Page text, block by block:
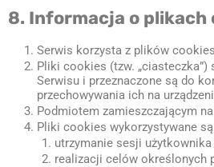
8. Informacja o plikach
Serwis korzysta z plików
Pliki cookies (tzw.
Serwisu i przeznaczone są do
przechowywania ich na
Podmiotem zamieszczającym
Pliki cookies wykorzystywane
utrzymanie sesji
realizacji celów określonych